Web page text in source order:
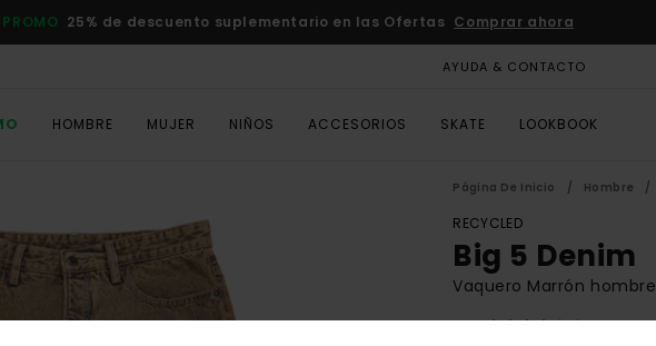
PROMO 25% de descuento suplementario en las Ofertas Comprar ahora
AYUDA & CONTACTO
HOMBRE MUJER NIÑOS ACCESORIOS SKATE LOOKBOOK
Página De Inicio Hombre
RECYCLED
Big 5 Denim
Vaquero Marrón hombre
4.9